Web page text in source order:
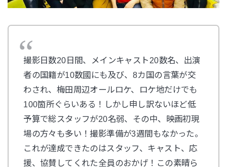
撮影日数20日間、メインキャスト20数名、出演
者の国籍が10数國にも及び、8カ国の言葉が交
わされ、梅田周辺オールロケ、ロケ地だけでも
100箇所ぐらいある！しかし申し訳ないほど低
予算で総スタッフが20名弱、その中、映画初現
場の方々も多い！撮影準備が3週間もなかった。
これが達成できたのはスタッフ、キャスト、応
援、協賛してくれた全員のおかげ！この素晴ら